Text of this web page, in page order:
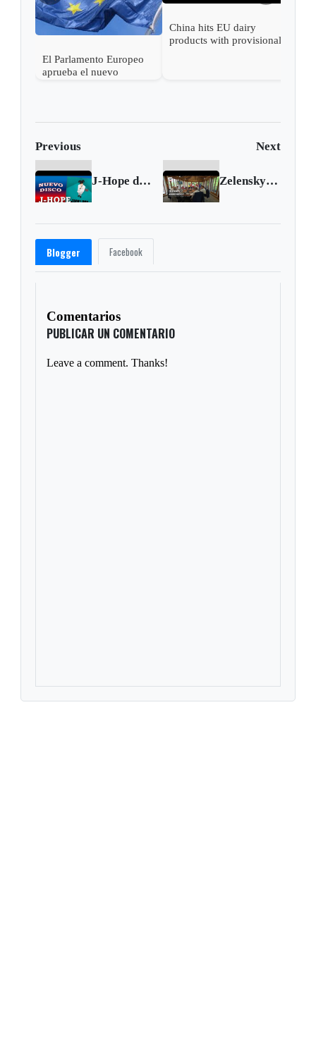
El Parlamento Europeo
aprueba el nuevo
China hits EU dairy
products with provisional
Previous Next
J-Hope de BTS anuncia su primer álbum en solitario Zelenskyy addresses G-7 summit in Germany
Blogger Facebook
Comentarios
PUBLICAR UN COMENTARIO
Leave a comment. Thanks!